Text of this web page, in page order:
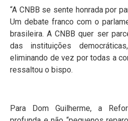
“A CNBB se sente honrada por
Um debate franco com o
brasileira. A CNBB quer ser
das instituições
eliminando de vez por todas a
ressaltou o bispo.
Para Dom Guilherme, a